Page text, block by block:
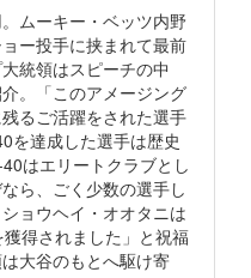
ムーキー・ベッツ内野
ー投手に挟まれて最前
統領はスピーチの中
。「このアメージング
るご活躍をされた選手
を達成した選手は歴史
はエリートクラブとし
ら、ごく少数の選手し
ョウヘイ・オオタニは
得されました」と祝福
大谷のもとへ駆け寄